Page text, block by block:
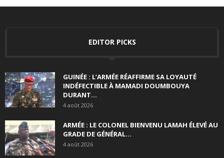
EDITOR PICKS
GUINÉE : L’ARMÉE RÉAFFIRME SA LOYAUTÉ
INDÉFECTIBLE À MAMADI DOUMBOUYA
DURANT...
4 août 2026
ARMÉE : LE COLONEL BIENVENU LAMAH ÉLEVÉ AU
GRADE DE GÉNÉRAL...
4 août 2026